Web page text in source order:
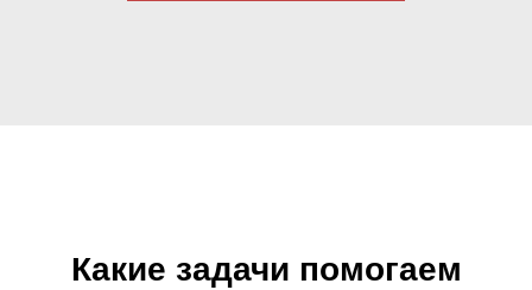
Какие задачи помогаем